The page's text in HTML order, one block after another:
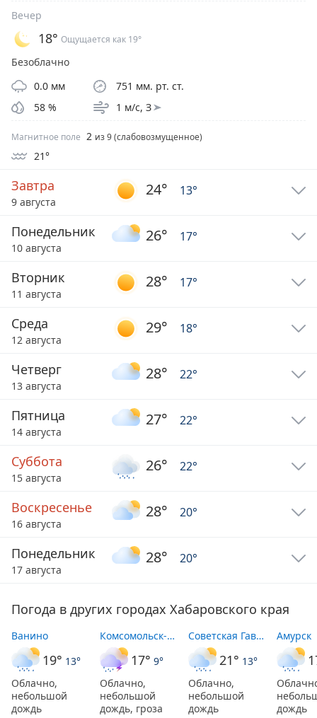
Вечер
18° Ощущается как 19°
Безоблачно
0.0 мм
58 %
751 мм. рт. ст.
1 м/с, З
Магнитное поле 2 из 9(слабовозмущенное)
21°
Завтра
9 августа
24° 13°
Понедельник
10 августа
26° 17°
Вторник
11 августа
28° 17°
Среда
12 августа
29° 18°
Четверг
13 августа
28° 22°
Пятница
14 августа
27° 22°
Суббота
15 августа
26° 22°
Воскресенье
16 августа
28° 20°
Понедельник
17 августа
28° 20°
Погода в других городах Хабаровского края
Ванино
19° 13°
Облачно,
небольшой
дождь
Комсомольск-на-Амуре
17° 9°
Облачно,
небольшой
дождь, гроза
Советская Гавань
21° 13°
Облачно,
небольшой
дождь
Амурск
дождь